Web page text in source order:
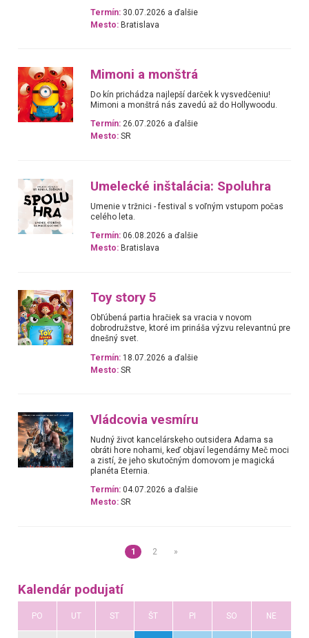
Termín: 30.07.2026 a ďalšie
Mesto: Bratislava
Mimoni a monštrá
Do kín prichádza najlepší darček k vysvedčeniu!
Mimoni a monštrá nás zavedú až do Hollywoodu.
Termín: 26.07.2026 a ďalšie
Mesto: SR
Umelecké inštalácia: Spoluhra
Umenie v tržnici - festival s voľným vstupom počas
celého leta.
Termín: 06.08.2026 a ďalšie
Mesto: Bratislava
Toy story 5
Obľúbená partia hračiek sa vracia v novom
dobrodružstve, ktoré im prináša výzvu relevantnú pre
dnešný svet.
Termín: 18.07.2026 a ďalšie
Mesto: SR
Vládcovia vesmíru
Nudný život kancelárskeho outsidera Adama sa
obráti hore nohami, keď objaví legendárny Meč moci
a zistí, že jeho skutočným domovom je magická
planéta Eternia.
Termín: 04.07.2026 a ďalšie
Mesto: SR
1 2 »
Kalendár podujatí
PO UT ST ŠT PI SO NE